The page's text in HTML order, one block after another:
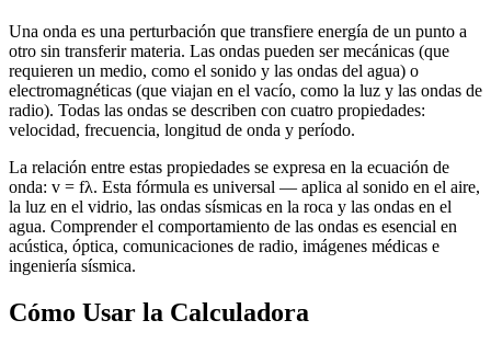
Una onda es una perturbación que transfiere energía de un punto a
otro sin transferir materia. Las ondas pueden ser mecánicas (que
requieren un medio, como el sonido y las ondas del agua) o
electromagnéticas (que viajan en el vacío, como la luz y las ondas de
radio). Todas las ondas se describen con cuatro propiedades:
velocidad, frecuencia, longitud de onda y período.
La relación entre estas propiedades se expresa en la ecuación de
onda: v = fλ. Esta fórmula es universal — aplica al sonido en el aire,
la luz en el vidrio, las ondas sísmicas en la roca y las ondas en el
agua. Comprender el comportamiento de las ondas es esencial en
acústica, óptica, comunicaciones de radio, imágenes médicas e
ingeniería sísmica.
Cómo Usar la Calculadora